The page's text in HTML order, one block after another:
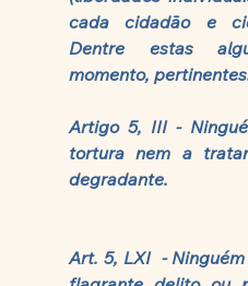
cada cidadão e
Dentre estas
momento,
Artigo 5, III -
tortura nem a
degradante.
Art. 5, LXI  -